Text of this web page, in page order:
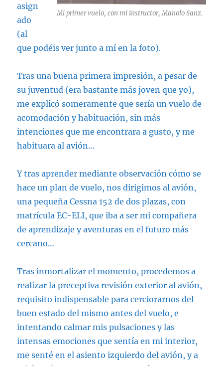
Mi primer vuelo, con mi instructor, Manolo Sanz.
asign
ado
(al
que podéis ver junto a mí en la foto).
Tras una buena primera impresión, a pesar de
su juventud (era bastante más joven que yo),
me explicó someramente que sería un vuelo de
acomodación y habituación, sin más
intenciones que me encontrara a gusto, y me
habituara al avión…
Y tras aprender mediante observación cómo se
hace un plan de vuelo, nos dirigimos al avión,
una pequeña Cessna 152 de dos plazas, con
matrícula EC-ELI, que iba a ser mi compañera
de aprendizaje y aventuras en el futuro más
cercano…
Tras inmortalizar el momento, procedemos a
realizar la preceptiva revisión exterior al avión,
requisito indispensable para cerciorarnos del
buen estado del mismo antes del vuelo, e
intentando calmar mis pulsaciones y las
intensas emociones que sentía en mi interior,
me senté en el asiento izquierdo del avión, y a